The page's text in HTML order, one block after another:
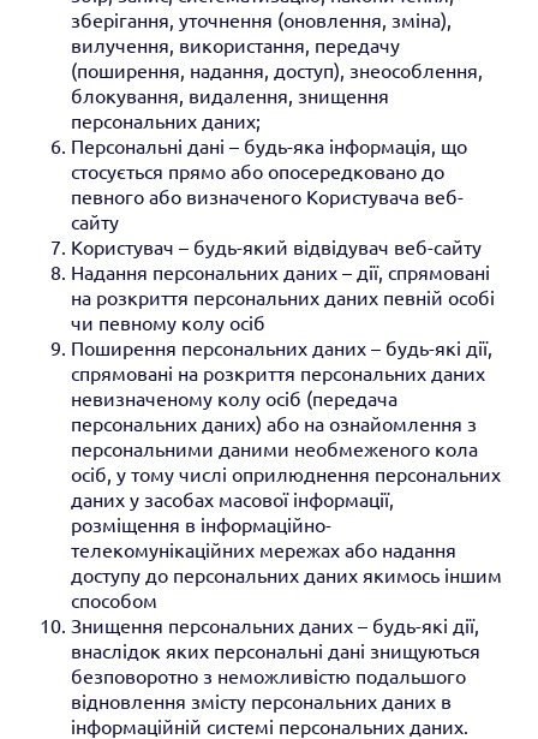
зберігання, уточнення (оновлення, зміна),
вилучення, використання, передачу
(поширення, надання, доступ), знеособлення,
блокування, видалення, знищення
персональних даних;
Персональні дані – будь-яка інформація, що
стосується прямо або опосередковано до
певного або визначеного Користувача веб-
сайту
Користувач – будь-який відвідувач веб-сайту
Надання персональних даних – дії, спрямовані
на розкриття персональних даних певній особі
чи певному колу осіб
Поширення персональних даних – будь-які дії,
спрямовані на розкриття персональних даних
невизначеному колу осіб (передача
персональних даних) або на ознайомлення з
персональними даними необмеженого кола
осіб, у тому числі оприлюднення персональних
даних у засобах масової інформації,
розміщення в інформаційно-
телекомунікаційних мережах або надання
доступу до персональних даних якимось іншим
способом
Знищення персональних даних – будь-які дії,
внаслідок яких персональні дані знищуються
безповоротно з неможливістю подальшого
відновлення змісту персональних даних в
інформаційній системі персональних даних.